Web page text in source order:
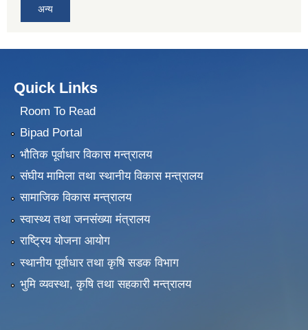
अन्य
Quick Links
Room To Read
Bipad Portal
भौतिक पूर्वाधार विकास मन्त्रालय
संघीय मामिला तथा स्थानीय विकास मन्त्रालय
सामाजिक विकास मन्त्रालय
स्वास्थ्य तथा जनसंख्या मंत्रालय
राष्ट्रिय योजना आयोग
स्थानीय पूर्वाधार तथा कृषि सडक विभाग
भुमि व्यवस्था, कृषि तथा सहकारी मन्त्रालय